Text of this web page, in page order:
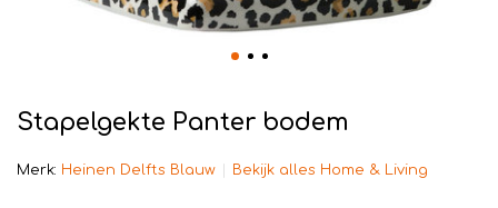
Stapelgekte Panter bodem
Merk: Heinen Delfts Blauw Bekijk alles Home & Living